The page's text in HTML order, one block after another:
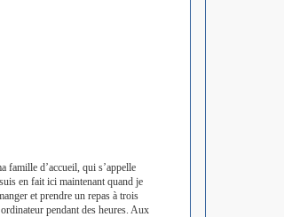
famille d’accueil, qui s’appelle
en fait ici maintenant quand je
et prendre un repas à trois
pendant des heures. Aux